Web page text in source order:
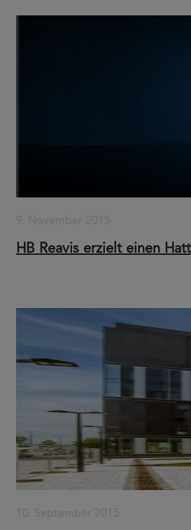
HB Reavis erzielt einen